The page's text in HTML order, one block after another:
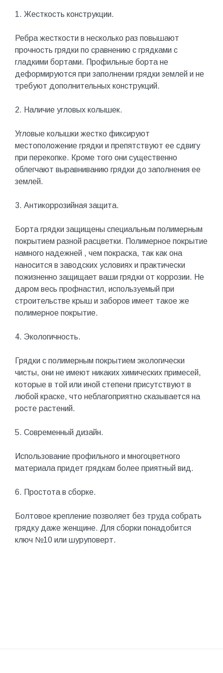
1. Жесткость конструкции.
Ребра жесткости в несколько раз повышают
прочность грядки по сравнению с грядками с
гладкими бортами. Профильные борта не
деформируются при заполнении грядки землей и не
требуют дополнительных конструкций.
2. Наличие угловых колышек.
Угловые колышки жестко фиксируют
местоположение грядки и препятствуют ее сдвигу
при перекопке. Кроме того они существенно
облегчают выравниванию грядки до заполнения ее
землей.
3. Антикоррозийная защита.
Борта грядки защищены специальным полимерным
покрытием разной расцветки. Полимерное покрытие
намного надежней , чем покраска, так как она
наносится в заводских условиях и практически
пожизненно защищает ваши грядки от коррозии. Не
даром весь профнастил, используемый при
строительстве крыш и заборов имеет такое же
полимерное покрытие.
4. Экологичность.
Грядки с полимерным покрытием экологически
чисты, они не имеют никаких химических примесей,
которые в той или иной степени присутствуют в
любой краске, что неблагоприятно сказывается на
росте растений.
5. Современный дизайн.
Использование профильного и многоцветного
материала придет грядкам более приятный вид.
6. Простота в сборке.
Болтовое крепление позволяет без труда собрать
грядку даже женщине. Для сборки понадобится
ключ №10 или шуруповерт.